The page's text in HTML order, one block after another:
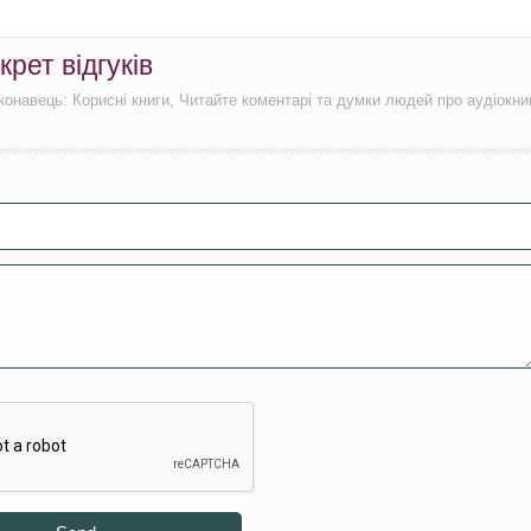
відгуків
Корисні книги, Читайте коментарі та думки людей про